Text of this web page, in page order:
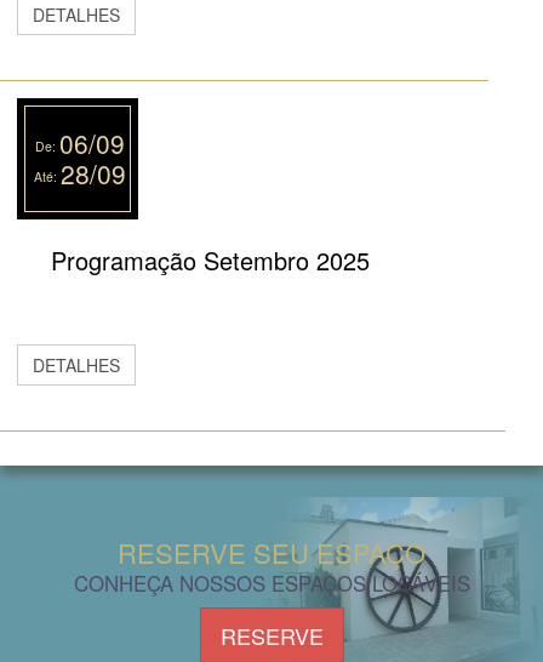
DETALHES
De:06/09
Até:28/09
Programação Setembro 2025
DETALHES
RESERVE SEU ESPAÇO
CONHEÇA NOSSOS ESPAÇOS LOCÁVEIS
RESERVE